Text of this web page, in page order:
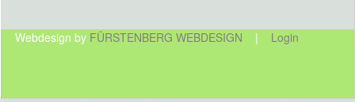
Webdesign by FÜRSTENBERG WEBDESIGN | Login